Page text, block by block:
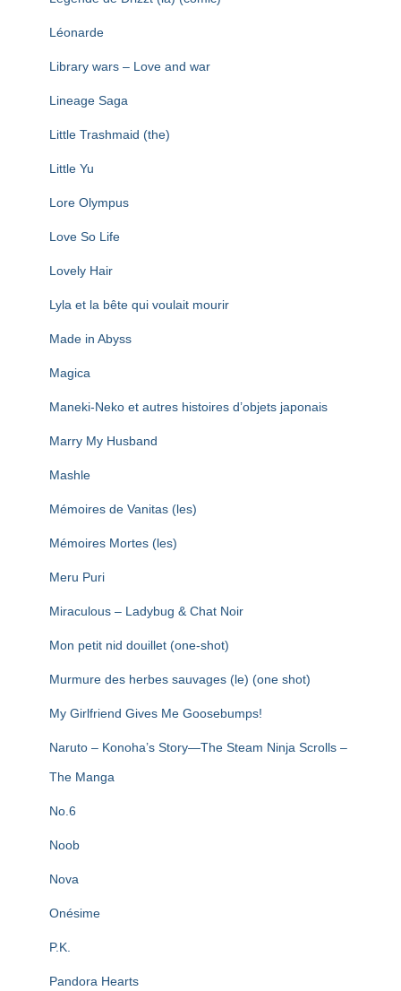
Léonarde
Library wars – Love and war
Lineage Saga
Little Trashmaid (the)
Little Yu
Lore Olympus
Love So Life
Lovely Hair
Lyla et la bête qui voulait mourir
Made in Abyss
Magica
Maneki-Neko et autres histoires d’objets japonais
Marry My Husband
Mashle
Mémoires de Vanitas (les)
Mémoires Mortes (les)
Meru Puri
Miraculous – Ladybug & Chat Noir
Mon petit nid douillet (one-shot)
Murmure des herbes sauvages (le) (one shot)
My Girlfriend Gives Me Goosebumps!
Naruto – Konoha’s Story—The Steam Ninja Scrolls –
The Manga
No.6
Noob
Nova
Onésime
P.K.
Pandora Hearts